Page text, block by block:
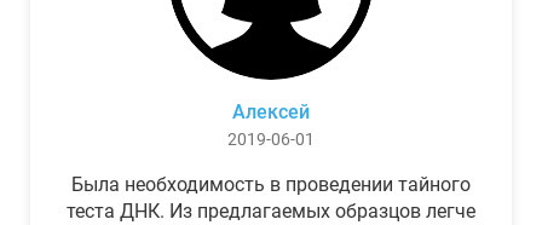
Алексей
2019-06-01
Была необходимость в проведении тайного
теста ДНК. Из предлагаемых образцов легче